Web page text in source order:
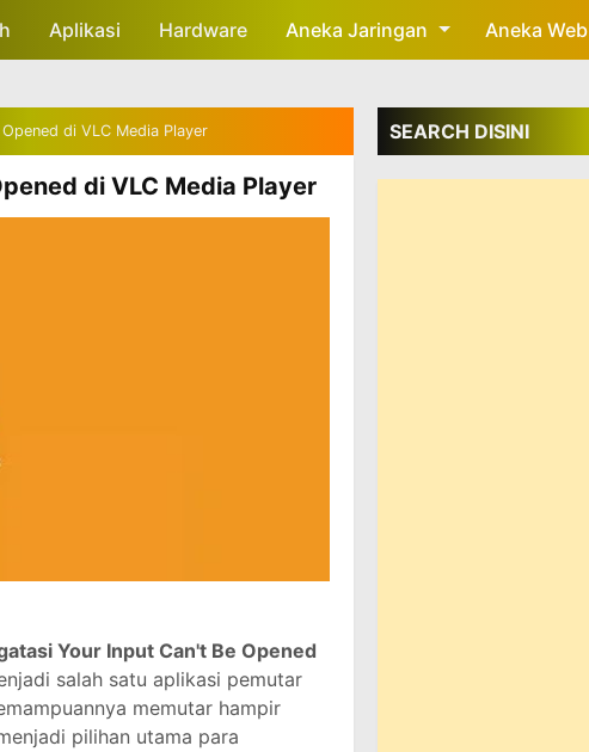
Skip to main content
Aplikasi Hardware Aneka Jaringan Aneka Web
di VLC Media Player
di VLC Media Player
Your Input Can't Be Opened
salah satu aplikasi pemutar
memutar hampir
pilihan utama para
SEARCH DISINI